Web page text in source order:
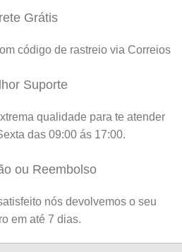
Grátis
código de rastreio via Correios
Suporte
qualidade para te atender
das 09:00 ás 17:00.
ou Reembolso
nós devolvemos o seu
em até 7 dias.